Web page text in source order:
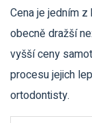
Cena je jedním
obecně dražší
vyšší ceny
procesu jejich
ortodontisty.